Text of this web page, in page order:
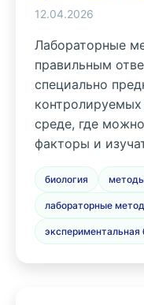
12.04.2026
Лабораторные
правильным
специально
среде, где
факторы и
биология
лабораторные
экспериментальная